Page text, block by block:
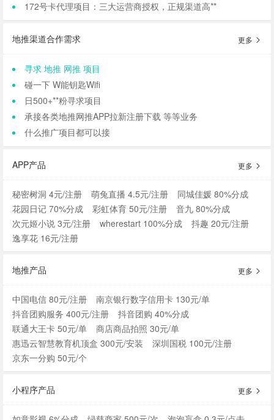
172号卡代理项目：三大运营商授权，正规渠道高**
地推渠道合作需求 更多
寻求 地推 网推 项目
碰一下 W能钥匙Wifi
日500+**粉寻求项目
承接各类地推网推APP拉新注册下载 等等业务
什么推广项目都可以接
APP产品 更多
秘密树洞 4元/注册 萌兔直播 4.5元/注册
同城佳媛 80%分成
花园日记 70%分成
彩虹体育 50元/注册
音九 80%分成
次元姬小说 3元/注册
wherestart 100%分成
抖趣 20元/注册
逸享花 16元/注册
地推产品 更多
中国电信 80元/注册
南京银行数字信用卡 130元/单
抖音团购服务 400元/注册
抖音团购 40%分成
联通大王卡 50元/单
商店商品拍照 30元/单
惠迅云智慧教育机顶盒 300元/安装
深圳国税 100元/注册
京东一分购 50元/个
小程序产品 更多